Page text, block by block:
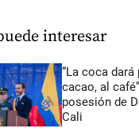
interesar
“La coca dará
cacao, al
posesión de
Cali